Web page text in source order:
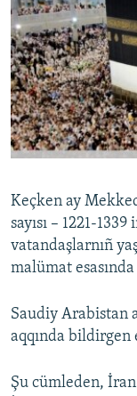
BLOGLAR
FİKİR
Русский
Українською
RFE/RS bütün
Keçken ay
sayısı – 1221-
vatandaşlarnıñ
malümat
Saudiy Arabistan
aqqında bildirgen
Şu cümleden, İran